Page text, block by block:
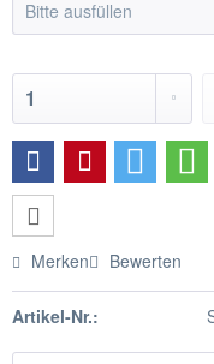
Merken Bewerten
Artikel-Nr.: